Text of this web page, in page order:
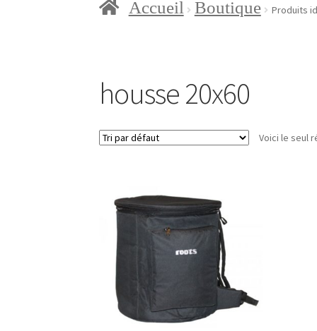
AccueilBlogBoutique
Accueil Boutique Produits
housse 20x60
Voici le seul